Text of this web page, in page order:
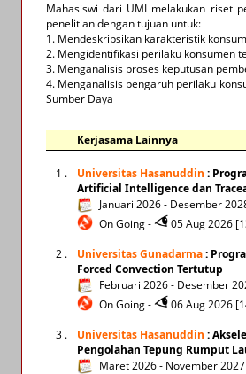
Mahasiswi dari UMI melakukan riset
penelitian dengan tujuan untuk:
1. Mendeskripsikan karakteristik
2. Mengidentifikasi perilaku konsumen
3. Menganalisis proses keputusan
4. Menganalisis pengaruh perilaku
Sumber Daya
Kerjasama Lainnya
1 . Universitas Hasanuddin :
Artificial Intelligence dan
Januari 2026 - Desember
On Going -
05 Aug 2026
2 .
Universitas Gunadarma:
Forced Convection Tertutup
Februari 2026 - Desember
On Going -
06 Aug 2026
3 .
Universitas Hasanuddin :
Pengolahan Tepung Rumput
Maret 2026 - November 2027